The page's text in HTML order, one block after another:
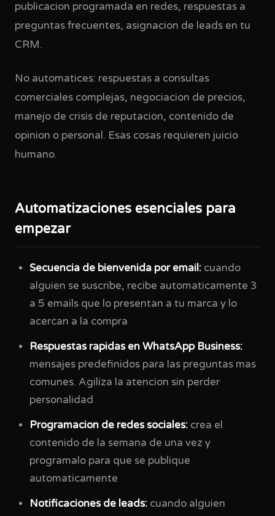
publicacion programada en redes, respuestas a
preguntas frecuentes, asignacion de leads en tu
CRM.
No automatices: respuestas a consultas
comerciales complejas, negociacion de precios,
manejo de crisis de reputacion, contenido de
opinion o personal. Esas cosas requieren juicio
humano.
Automatizaciones esenciales para
empezar
Secuencia de bienvenida por email: cuando
alguien se suscribe, recibe automaticamente 3
a 5 emails que lo presentan a tu marca y lo
acercan a la compra
Respuestas rapidas en WhatsApp Business:
mensajes predefinidos para las preguntas mas
comunes. Agiliza la atencion sin perder
personalidad
Programacion de redes sociales: crea el
contenido de la semana de una vez y
programalo para que se publique
automaticamente
Notificaciones de leads: cuando alguien